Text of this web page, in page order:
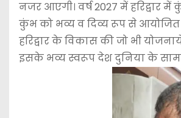
नजर आएगी। वर्ष 2027 में हरिद्वार
कुंभ को भव्य व दिव्य रूप से आयोजित
हरिद्वार के विकास की जो भी
इसके भव्य स्वरूप देश दुनिया के